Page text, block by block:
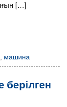
[…]
машина
берілген